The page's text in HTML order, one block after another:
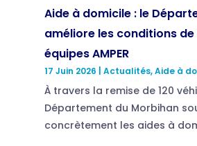
Aide à domicile : le
améliore les conditions
équipes AMPER
17 Juin 2026 Actualités,Aide à
À travers la remise de 120
Département du Morbihan
concrètement les aides à